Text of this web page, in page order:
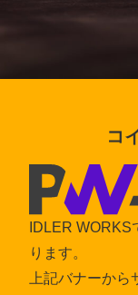
コ
IDLER
ります。
上記バナーか